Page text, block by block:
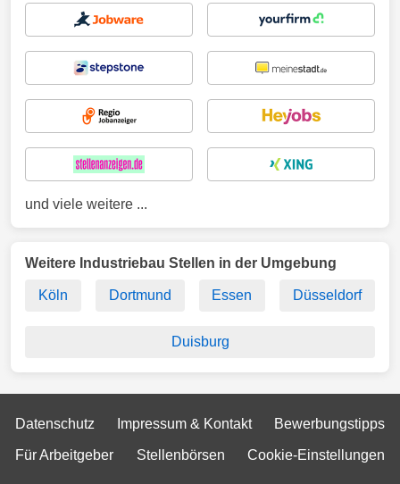
und viele weitere ...
Weitere Industriebau Stellen in der Umgebung
Köln Dortmund Essen Düsseldorf
Duisburg
Datenschutz Impressum & Kontakt Bewerbungstipps
Für Arbeitgeber Stellenbörsen Cookie-Einstellungen